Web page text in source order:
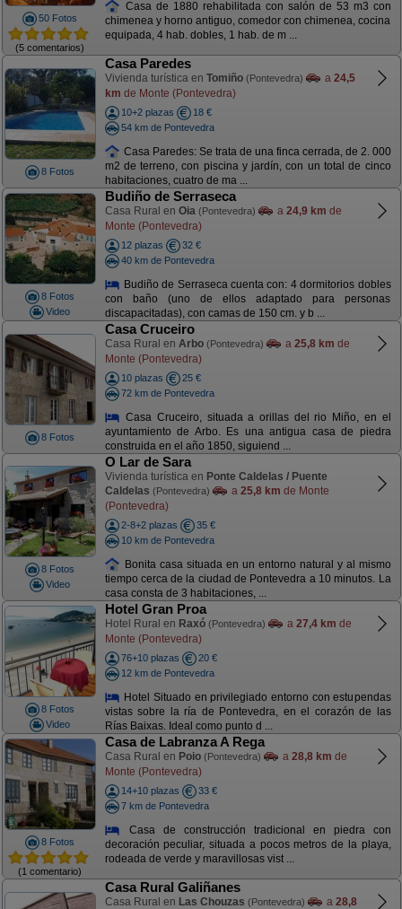
50 Fotos
(5 comentarios)
Casa de 1880 rehabilitada con salón de 53 m3 con
chimenea y horno antiguo, comedor con chimenea, cocina
equipada, 4 hab. dobles, 1 hab. de m ...
8 Fotos
Casa Paredes
Vivienda turística en Tomiño (Pontevedra) a 24,5
km de Monte (Pontevedra)
10+2 plazas
18 €
54 km de Pontevedra
Casa Paredes: Se trata de una finca cerrada, de 2. 000
m2 de terreno, con piscina y jardín, con un total de cinco
habitaciones, cuatro de ma ...
8 Fotos
Video
Budiño de Serraseca
Casa Rural en Oia (Pontevedra) a 24,9 km de
Monte (Pontevedra)
12 plazas
32 €
40 km de Pontevedra
Budiño de Serraseca cuenta con: 4 dormitorios dobles
con baño (uno de ellos adaptado para personas
discapacitadas), con camas de 150 cm. y b ...
8 Fotos
Casa Cruceiro
Casa Rural en Arbo (Pontevedra) a 25,8 km de
Monte (Pontevedra)
10 plazas
25 €
72 km de Pontevedra
Casa Cruceiro, situada a orillas del rio Miño, en el
ayuntamiento de Arbo. Es una antigua casa de piedra
construida en el año 1850, siguiend ...
8 Fotos
Video
O Lar de Sara
Vivienda turística en Ponte Caldelas / Puente
Caldelas (Pontevedra) a 25,8 km de Monte
(Pontevedra)
2-8+2 plazas
35 €
10 km de Pontevedra
Bonita casa situada en un entorno natural y al mismo
tiempo cerca de la ciudad de Pontevedra a 10 minutos. La
casa consta de 3 habitaciones, ...
8 Fotos
Video
Hotel Gran Proa
Hotel Rural en Raxó (Pontevedra) a 27,4 km de
Monte (Pontevedra)
76+10 plazas
20 €
12 km de Pontevedra
Hotel Situado en privilegiado entorno con estupendas
vistas sobre la ría de Pontevedra, en el corazón de las
Rías Baixas. Ideal como punto d ...
8 Fotos
(1 comentario)
Casa de Labranza A Rega
Casa Rural en Poio (Pontevedra) a 28,8 km de
Monte (Pontevedra)
14+10 plazas
33 €
7 km de Pontevedra
Casa de construcción tradicional en piedra con
decoración peculiar, situada a pocos metros de la playa,
rodeada de verde y maravillosas vist ...
Casa Rural Galiñanes
Casa Rural en Las Chouzas (Pontevedra) a 28,8